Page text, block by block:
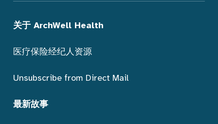
关于 ArchWell Health
医疗保险经纪人资源
Unsubscribe from Direct Mail
最新故事